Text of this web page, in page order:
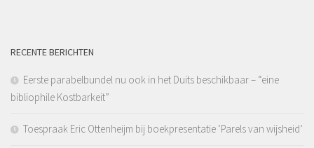
RECENTE BERICHTEN
Eerste parabelbundel nu ook in het Duits beschikbaar – “eine
bibliophile Kostbarkeit”
Toespraak Eric Ottenheijm bij boekpresentatie ‘Parels van wijsheid’